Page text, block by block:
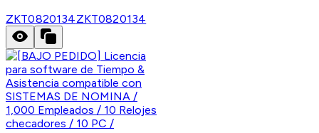
ZKT0820134ZKT0820134